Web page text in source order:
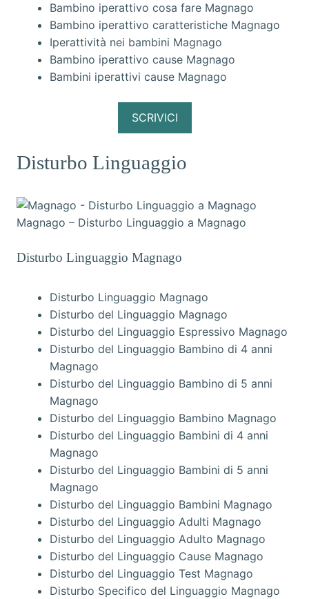
Bambino iperattivo cosa fare Magnago
Bambino iperattivo caratteristiche Magnago
Iperattività nei bambini Magnago
Bambino iperattivo cause Magnago
Bambini iperattivi cause Magnago
SCRIVICI
Disturbo Linguaggio
Magnago – Disturbo Linguaggio a Magnago
Disturbo Linguaggio Magnago
Disturbo Linguaggio Magnago
Disturbo del Linguaggio Magnago
Disturbo del Linguaggio Espressivo Magnago
Disturbo del Linguaggio Bambino di 4 anni
Magnago
Disturbo del Linguaggio Bambino di 5 anni
Magnago
Disturbo del Linguaggio Bambino Magnago
Disturbo del Linguaggio Bambini di 4 anni
Magnago
Disturbo del Linguaggio Bambini di 5 anni
Magnago
Disturbo del Linguaggio Bambini Magnago
Disturbo del Linguaggio Adulti Magnago
Disturbo del Linguaggio Adulto Magnago
Disturbo del Linguaggio Cause Magnago
Disturbo del Linguaggio Test Magnago
Disturbo Specifico del Linguaggio Magnago